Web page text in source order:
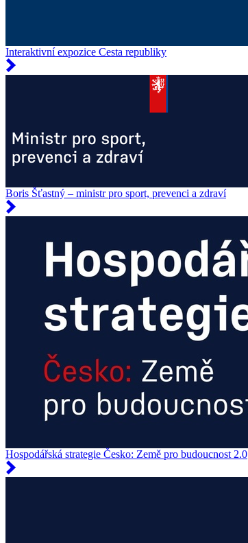
Interaktivní expozice Cesta republiky
Boris Šťastný – ministr pro sport, prevenci a zdraví
Hospodářská strategie Česko: Země pro budoucnost 2.0